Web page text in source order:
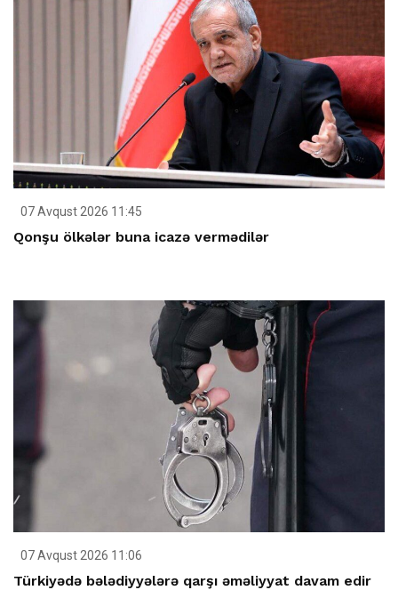
07 Avqust 2026 11:45
Qonşu ölkələr buna icazə vermədilər
07 Avqust 2026 11:06
Türkiyədə bələdiyyələrə qarşı əməliyyat davam edir